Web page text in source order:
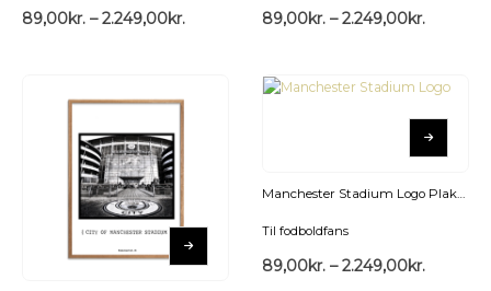
89,00kr. – 2.249,00kr. 89,00kr. – 2.249,00kr.
Manchester Stadium Logo Plakat
Til fodboldfans
89,00kr. – 2.249,00kr.